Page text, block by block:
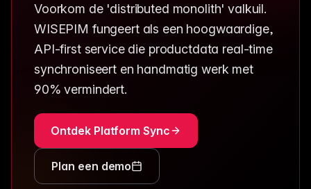
Voorkom de 'distributed monolith' valkuil.
WISEPIM fungeert als een hoogwaardige,
API-first service die productdata real-time
synchroniseert en handmatig werk met
90% vermindert.
Ontdek Platform Sync
Plan een demo